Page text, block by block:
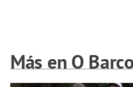
Más en O Barco